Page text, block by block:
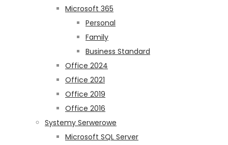
Microsoft 365
Personal
Family
Business Standard
Office 2024
Office 2021
Office 2019
Office 2016
Systemy Serwerowe
Microsoft SQL Server